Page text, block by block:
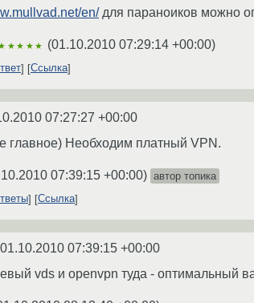
en/для параноиков можно
(01.10.2010 07:29:14 +00:00)
Ссылка
07:27:27 +00:00
главное) Необходим платный VPN.
07:39:15 +00:00) автор топика
Ссылка
01.10.2010 07:39:15 +00:00
vds и openvpn туда - оптимальный